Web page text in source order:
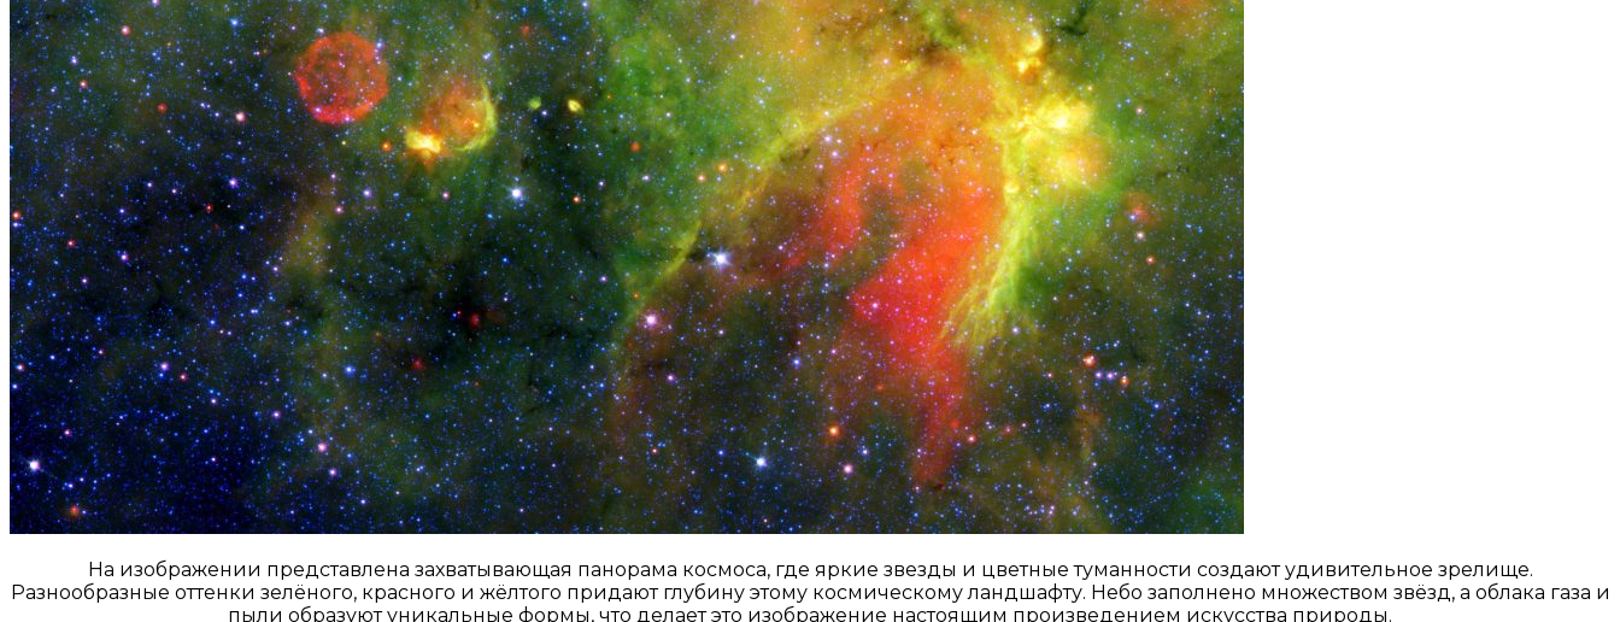
На изображении представлена захватывающая панорама космоса, где яркие звезды и цветные туманности создают удивительное зрелище.
Разнообразные оттенки зелёного, красного и жёлтого придают глубину этому космическому ландшафту. Небо заполнено множеством звёзд, а облака газа и
пыли образуют уникальные формы, что делает это изображение настоящим произведением искусства природы.